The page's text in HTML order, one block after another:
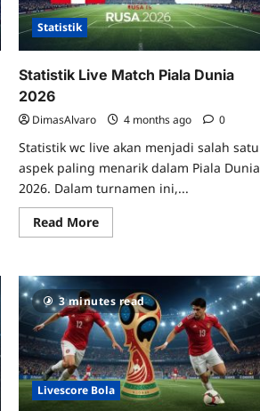
Statistik
Statistik Live Match Piala Dunia
2026
DimasAlvaro 4 months ago 0
Statistik wc live akan menjadi salah satu
aspek paling menarik dalam Piala Dunia
2026. Dalam turnamen ini,...
Read MoreRead
more
Piala
Dunia
2026
3 minutes read
Livescore Bola